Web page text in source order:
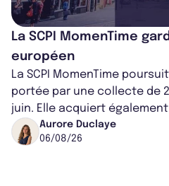
La SCPI MomenTime
européen
La SCPI MomenTime
portée par une collecte de
juin. Elle acquiert
Worcester, place une
Aurore Duclaye
06/08/26